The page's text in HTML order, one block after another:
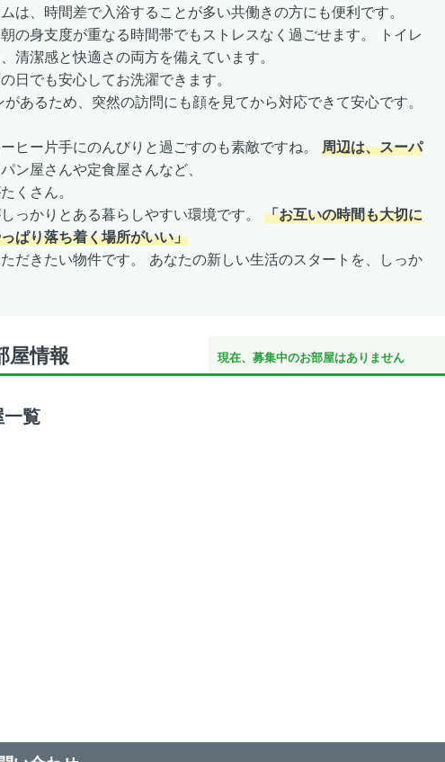
は、時間差で入浴することが多い共働きの方にも便利です。
の身支度が重なる時間帯でもストレスなく過ごせます。 トイレ
清潔感と快適さの両方を備えています。
日でも安心してお洗濯できます。
あるため、突然の訪問にも顔を見てから対応できて安心です。
ヒー片手にのんびりと過ごすのも素敵ですね。 周辺は、スーパ
ン屋さんや定食屋さんなど、
くさん。
っかりとある暮らしやすい環境です。 「お互いの時間も大切に
ぱり落ち着く場所がいい」
だきたい物件です。 あなたの新しい生活のスタートを、しっか
屋情報 現在、募集中のお部屋はありません
一覧